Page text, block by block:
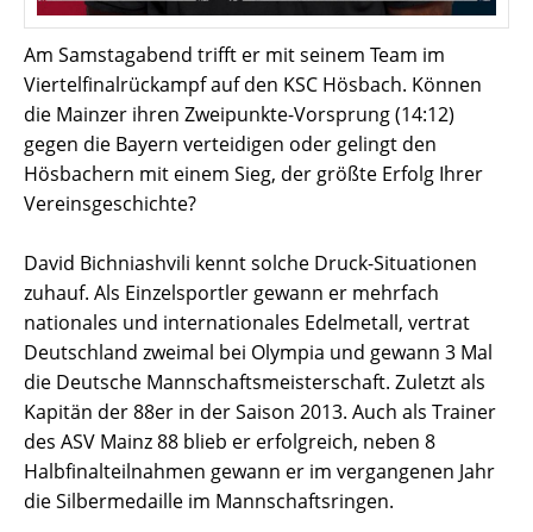
Am Samstagabend trifft er mit seinem Team im
Viertelfinalrückampf auf den KSC Hösbach. Können
die Mainzer ihren Zweipunkte-Vorsprung (14:12)
gegen die Bayern verteidigen oder gelingt den
Hösbachern mit einem Sieg, der größte Erfolg Ihrer
Vereinsgeschichte?
David Bichniashvili kennt solche Druck-Situationen
zuhauf. Als Einzelsportler gewann er mehrfach
nationales und internationales Edelmetall, vertrat
Deutschland zweimal bei Olympia und gewann 3 Mal
die Deutsche Mannschaftsmeisterschaft. Zuletzt als
Kapitän der 88er in der Saison 2013. Auch als Trainer
des ASV Mainz 88 blieb er erfolgreich, neben 8
Halbfinalteilnahmen gewann er im vergangenen Jahr
die Silbermedaille im Mannschaftsringen.